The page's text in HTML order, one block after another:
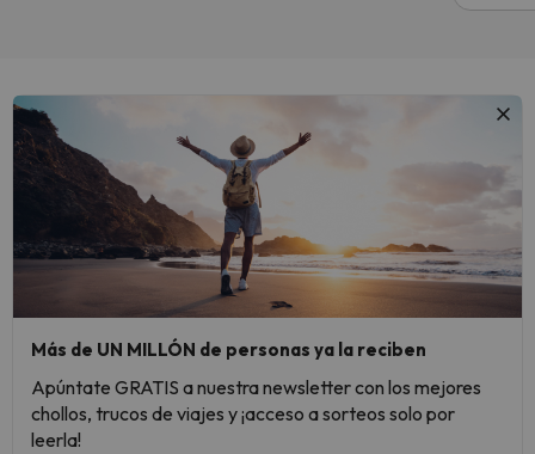
Más de UN MILLÓN de personas ya la reciben
Apúntate GRATIS a nuestra newsletter con los mejores
chollos, trucos de viajes y ¡acceso a sorteos solo por
leerla!